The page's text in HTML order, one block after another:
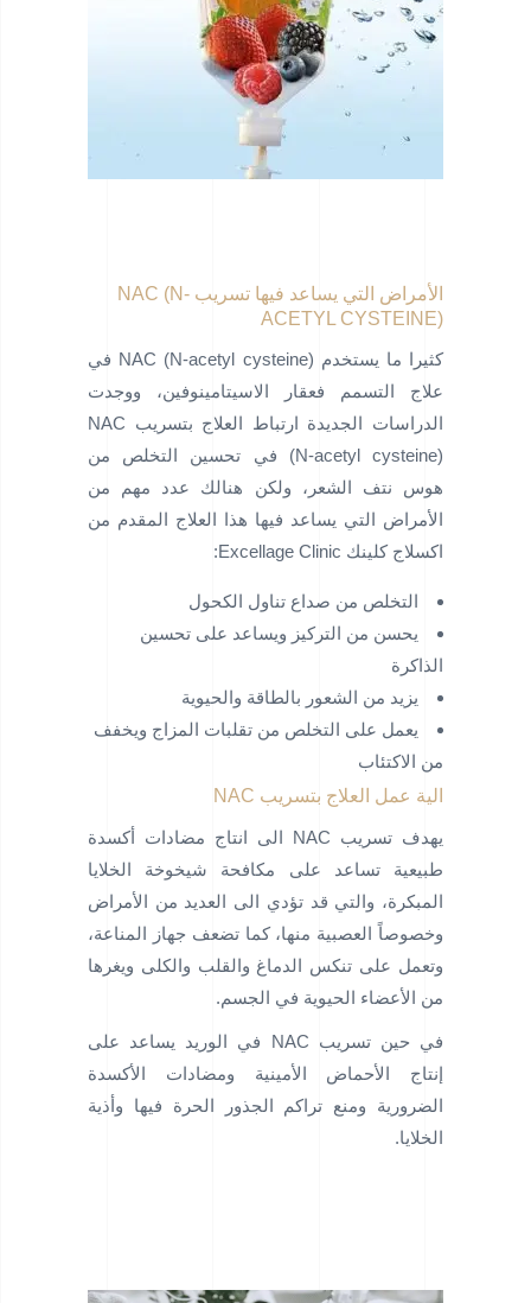
الأمراض التي يساعد فيها تسريب NAC (N-
ACETYL CYSTEINE)
كثيرا ما يستخدم NAC (N-acetyl cysteine) في
علاج التسمم فعقار الاسيتامينوفين، ووجدت
الدراسات الجديدة ارتباط العلاج بتسريب NAC
(N-acetyl cysteine) في تحسين التخلص من
هوس نتف الشعر، ولكن هنالك عدد مهم من
الأمراض التي يساعد فيها هذا العلاج المقدم من
اكسلاج كلينك Excellage Clinic:
التخلص من صداع تناول الكحول
يحسن من التركيز ويساعد على تحسين
الذاكرة
يزيد من الشعور بالطاقة والحيوية
يعمل على التخلص من تقلبات المزاج ويخفف
من الاكتئاب
الية عمل العلاج بتسريب NAC
يهدف تسريب NAC الى انتاج مضادات أكسدة
طبيعية تساعد على مكافحة شيخوخة الخلايا
المبكرة، والتي قد تؤدي الى العديد من الأمراض
وخصوصاً العصبية منها، كما تضعف جهاز المناعة،
وتعمل على تنكس الدماغ والقلب والكلى ويغرها
من الأعضاء الحيوية في الجسم.
في حين تسريب NAC في الوريد يساعد على
إنتاج الأحماض الأمينية ومضادات الأكسدة
الضرورية ومنع تراكم الجذور الحرة فيها وأذية
الخلايا.